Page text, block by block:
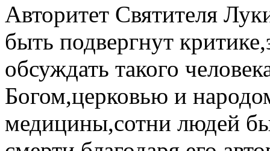
Авторитет Святителя
быть подвергнут
обсуждать такого
Богом,церковью и
медицины,сотни людей